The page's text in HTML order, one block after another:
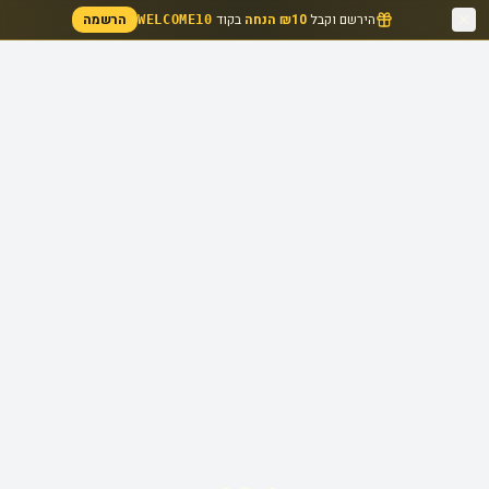
הירשם וקבל₪10 הנחה בקוד WELCOME10 הרשמה